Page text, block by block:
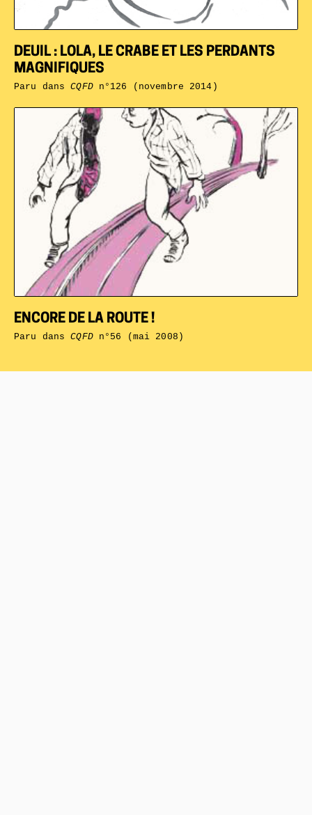
ENCORE DE LA ROUTE !
Paru dansCQFDn°56 (mai 2008)
DEUIL : LOLA, LE CRABE ET LES PERDANTS
MAGNIFIQUES
Paru dansCQFDn°126 (novembre 2014)